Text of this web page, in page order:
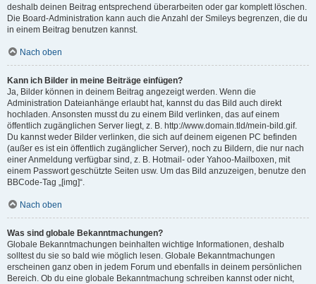
deshalb deinen Beitrag entsprechend überarbeiten oder gar komplett löschen.
Die Board-Administration kann auch die Anzahl der Smileys begrenzen, die du
in einem Beitrag benutzen kannst.
Nach oben
Kann ich Bilder in meine Beiträge einfügen?
Ja, Bilder können in deinem Beitrag angezeigt werden. Wenn die
Administration Dateianhänge erlaubt hat, kannst du das Bild auch direkt
hochladen. Ansonsten musst du zu einem Bild verlinken, das auf einem
öffentlich zugänglichen Server liegt, z. B. http://www.domain.tld/mein-bild.gif.
Du kannst weder Bilder verlinken, die sich auf deinem eigenen PC befinden
(außer es ist ein öffentlich zugänglicher Server), noch zu Bildern, die nur nach
einer Anmeldung verfügbar sind, z. B. Hotmail- oder Yahoo-Mailboxen, mit
einem Passwort geschützte Seiten usw. Um das Bild anzuzeigen, benutze den
BBCode-Tag „[img]“.
Nach oben
Was sind globale Bekanntmachungen?
Globale Bekanntmachungen beinhalten wichtige Informationen, deshalb
solltest du sie so bald wie möglich lesen. Globale Bekanntmachungen
erscheinen ganz oben in jedem Forum und ebenfalls in deinem persönlichen
Bereich. Ob du eine globale Bekanntmachung schreiben kannst oder nicht,